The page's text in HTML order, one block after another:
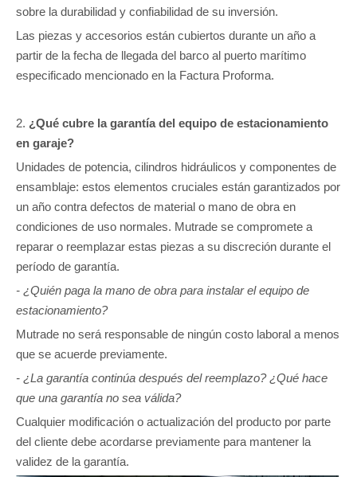
sobre la durabilidad y confiabilidad de su inversión.
Las piezas y accesorios están cubiertos durante un año a
partir de la fecha de llegada del barco al puerto marítimo
especificado mencionado en la Factura Proforma.
2. ¿Qué cubre la garantía del equipo de estacionamiento
en garaje?
Unidades de potencia, cilindros hidráulicos y componentes de
ensamblaje: estos elementos cruciales están garantizados por
un año contra defectos de material o mano de obra en
condiciones de uso normales. Mutrade se compromete a
reparar o reemplazar estas piezas a su discreción durante el
período de garantía.
- ¿Quién paga la mano de obra para instalar el equipo de
estacionamiento?
Mutrade no será responsable de ningún costo laboral a menos
que se acuerde previamente.
- ¿La garantía continúa después del reemplazo? ¿Qué hace
que una garantía no sea válida?
Cualquier modificación o actualización del producto por parte
del cliente debe acordarse previamente para mantener la
validez de la garantía.